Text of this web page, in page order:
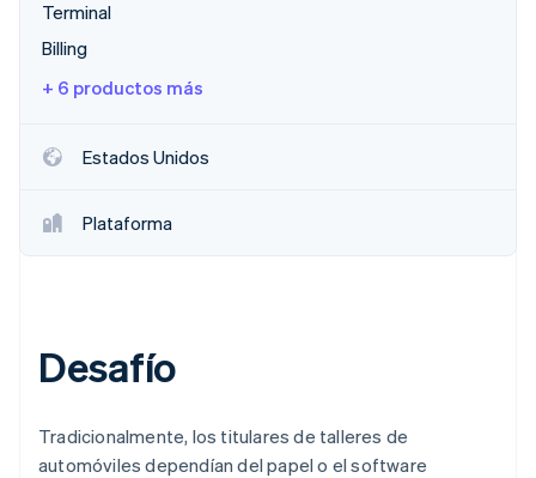
Mirar ahora
Ecosistema
Stripe App Marketplace
Terminal
Billing
+ 6 productos más
Estados Unidos
Plataforma
Desafío
Tradicionalmente, los titulares de talleres de
automóviles dependían del papel o el software